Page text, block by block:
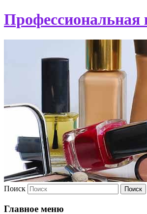
Профессиональная
Поиск
Главное меню